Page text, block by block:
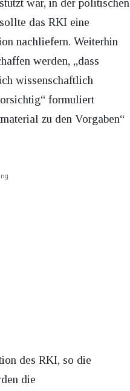
das RKI eine
nachliefern. Weiterhin
werden, „dass
wissenschaftlich
formuliert
zu den Vorgaben“
des RKI, so die
die